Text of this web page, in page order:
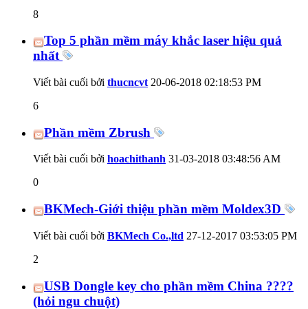
8
Top 5 phần mềm máy khắc laser hiệu quả
nhất
Viết bài cuối bởi thucncvt 20-06-2018 02:18:53 PM
6
Phần mềm Zbrush
Viết bài cuối bởi hoachithanh 31-03-2018 03:48:56 AM
0
BKMech-Giới thiệu phần mềm Moldex3D
Viết bài cuối bởi BKMech Co.,ltd 27-12-2017 03:53:05 PM
2
USB Dongle key cho phần mềm China ????
(hỏi ngu chuột)